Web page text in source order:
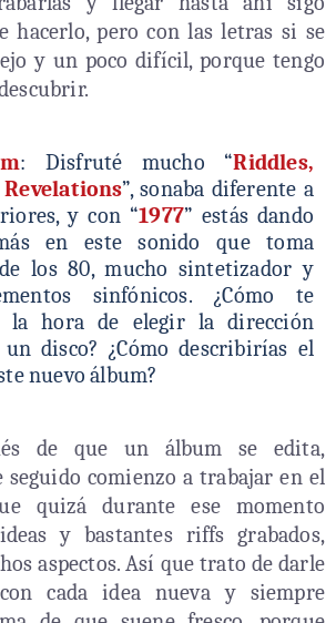
hacerlo, pero con las letras si se
y un poco difícil, porque tengo
: Disfruté mucho “Riddles,
”, sonaba diferente a
y con “1977” estás dando
en este sonido que toma
los 80, mucho sintetizador y
sinfónicos. ¿Cómo te
la hora de elegir la dirección
disco? ¿Cómo describirías el
nuevo álbum?
de que un álbum se edita,
comienzo a trabajar en el
quizá durante ese momento
y bastantes riffs grabados,
aspectos. Así que trato de darle
cada idea nueva y siempre